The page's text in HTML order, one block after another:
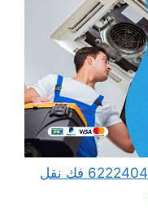
فني تكييف مركزي هندي الكويت 62224041 فك نقل